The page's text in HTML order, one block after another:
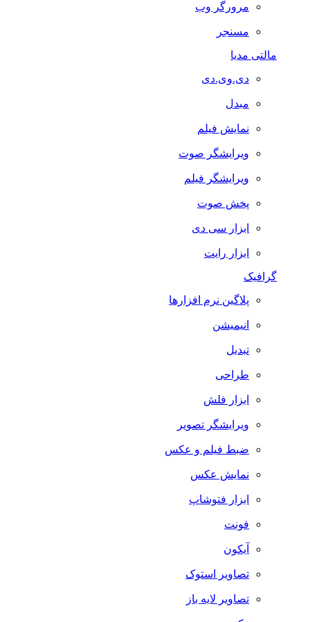
مرورگر وب
مسنجر
مالتی مدیا
دی.وی.دی
مبدل
نمایش فیلم
ویرایشگر صوت
ویرایشگر فیلم
پخش صوت
ابزار سی دی
ابزار رایت
گرافیک
پلاگین نرم افزارها
انیمیشن
تبدیل
طراحی
ابزار فلش
ویرایشگر تصویر
ضبط فيلم و عكس
نمایش عکس
ابزار فتوشاپ
فونت
آیکون
تصاویر استوک
تصاویر لایه باز